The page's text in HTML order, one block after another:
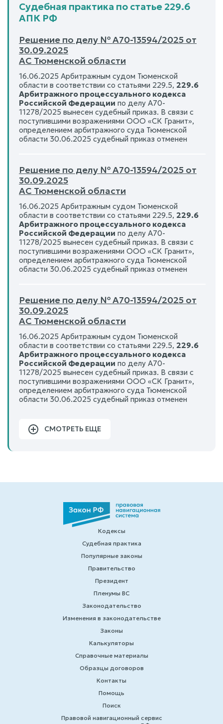
Судебная практика по статье 229.6
АПК РФ
Решение по делу № А70-13594/2025 от
30.09.2025
АС Тюменской области
16.06.2025 Арбитражным судом Тюменской
области в соответствии со статьями 229.5, 229.6
Арбитражного процессуального кодекса
Российской Федерации по делу А70-
11278/2025 вынесен судебный приказ. В связи с
поступившими возражениями ООО «СК Гранит»,
определением арбитражного суда Тюменской
области 30.06.2025 судебный приказ отменен
Решение по делу № А70-13594/2025 от
30.09.2025
АС Тюменской области
16.06.2025 Арбитражным судом Тюменской
области в соответствии со статьями 229.5, 229.6
Арбитражного процессуального кодекса
Российской Федерации по делу А70-
11278/2025 вынесен судебный приказ. В связи с
поступившими возражениями ООО «СК Гранит»,
определением арбитражного суда Тюменской
области 30.06.2025 судебный приказ отменен
Решение по делу № А70-13594/2025 от
30.09.2025
АС Тюменской области
16.06.2025 Арбитражным судом Тюменской
области в соответствии со статьями 229.5, 229.6
Арбитражного процессуального кодекса
Российской Федерации по делу А70-
11278/2025 вынесен судебный приказ. В связи с
поступившими возражениями ООО «СК Гранит»,
определением арбитражного суда Тюменской
области 30.06.2025 судебный приказ отменен
СМОТРЕТЬ ЕЩЕ
Кодексы
Судебная практика
Популярные законы
Правительство
Президент
Пленумы ВС
Законодательство
Изменения в законодательстве
Законы
Калькуляторы
Справочные материалы
Образцы договоров
Контакты
Помощь
Поиск
Правовой навигационный сервис